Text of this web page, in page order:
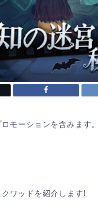
モーションを含みます
ワッドを紹介します!